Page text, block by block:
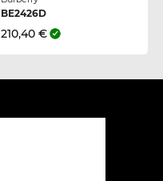
BE2426D
210,40 €